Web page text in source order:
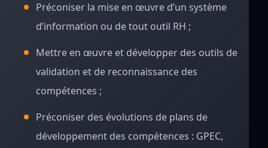
Préconiser la mise en œuvre d’un système
d’information ou de tout outil RH ;
Mettre en œuvre et développer des outils de
validation et de reconnaissance des
compétences ;
Préconiser des évolutions de plans de
développement des compétences : GPEC,